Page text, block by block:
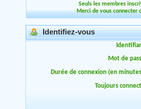
Seuls les membres
Merci de vous connecter
Identifiez-vous
Mot de
Durée de connexion (en
Toujours